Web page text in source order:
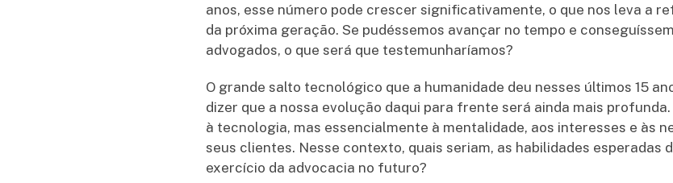
anos, esse número pode crescer significativamente, o que nos leva a
da próxima geração. Se pudéssemos avançar no tempo e
advogados, o que será que testemunharíamos?
O grande salto tecnológico que a humanidade deu nesses últimos 15
dizer que a nossa evolução daqui para frente será ainda mais
à tecnologia, mas essencialmente à mentalidade, aos interesses e às
seus clientes. Nesse contexto, quais seriam, as habilidades esperadas
exercício da advocacia no futuro?